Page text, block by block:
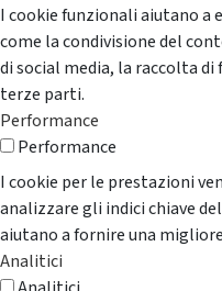
I cookie funzionali aiutano
come la condivisione del
di social media, la raccolta
terze parti.
Performance
Performance
I cookie per le prestazioni
analizzare gli indici chiave
aiutano a fornire una
Analitici